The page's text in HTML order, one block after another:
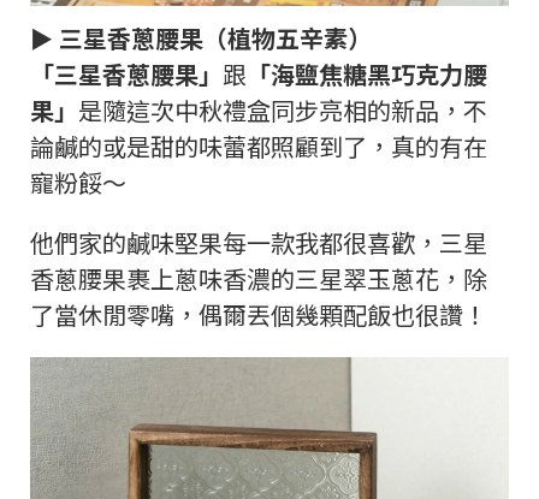
► 三星香蔥腰果（植物五辛素）
「三星香蔥腰果」 跟 「海鹽焦糖黑巧克力腰
果」 是隨這次中秋禮盒同步亮相的新品，不
論鹹的或是甜的味蕾都照顧到了，真的有在
寵粉餒～
他們家的鹹味堅果每一款我都很喜歡，三星
香蔥腰果裹上蔥味香濃的三星翠玉蔥花，除
了當休閒零嘴，偶爾丟個幾顆配飯也很讚！